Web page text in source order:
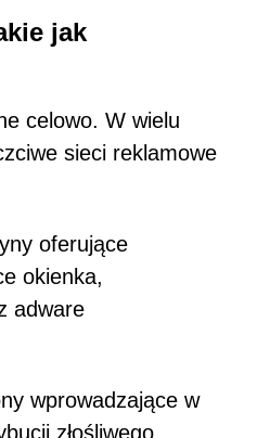
jak
celowo. W wielu
sieci reklamowe
oferujące
okienka,
adware
wprowadzające w
złośliwego